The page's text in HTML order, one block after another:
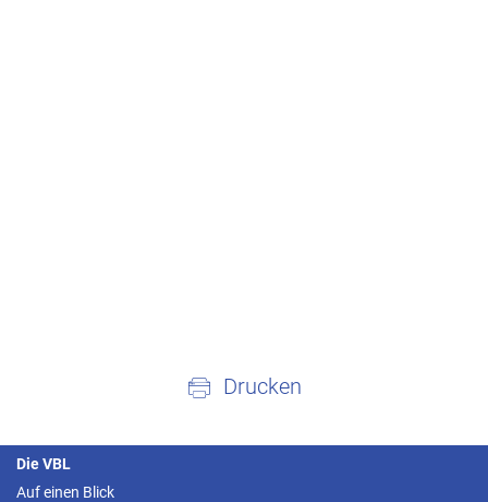
Drucken
Die VBL
Auf einen Blick